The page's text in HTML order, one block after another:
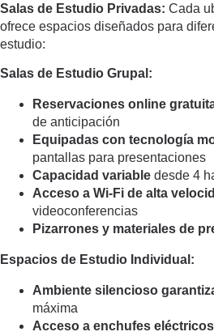
Salas de Estudio Privadas: Cada
ofrece espacios diseñados para
estudio:
Salas de Estudio Grupal:
Reservaciones online
de anticipación
Equipadas con tecnología
pantallas para presentaciones
Capacidad variable desde 4
Acceso a Wi-Fi de alta
videoconferencias
Pizarrones y materiales de
Espacios de Estudio Individual:
Ambiente silencioso
máxima
Acceso a enchufes eléctricos